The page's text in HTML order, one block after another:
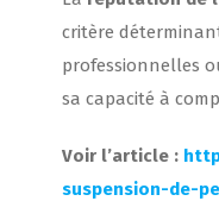
critère
professionnelles
sa capacité à
Voir l’article :
suspension-de-